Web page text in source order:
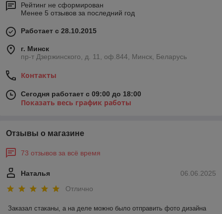
Рейтинг не сформирован
Менее 5 отзывов за последний год
Работает с 28.10.2015
г. Минск
пр-т Дзержинского, д. 11, оф.844, Минск, Беларусь
Контакты
Сегодня работает с 09:00 до 18:00
Показать весь график работы
Отзывы о магазине
73 отзывов за всё время
06.06.2025
Наталья
Отлично
Заказал стаканы, а на деле можно было отправить фото дизайна